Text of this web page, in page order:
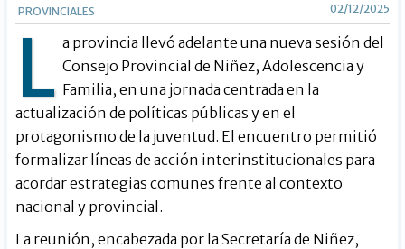
PROVINCIALES 02/12/2025
L a provincia llevó adelante una nueva sesión del
Consejo Provincial de Niñez, Adolescencia y
Familia, en una jornada centrada en la
actualización de políticas públicas y en el
protagonismo de la juventud. El encuentro permitió
formalizar líneas de acción interinstitucionales para
acordar estrategias comunes frente al contexto
nacional y provincial.
La reunión, encabezada por la Secretaría de Niñez,